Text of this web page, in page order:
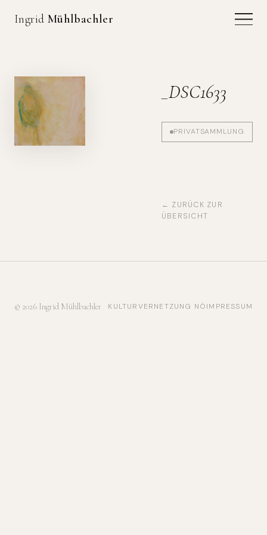
Ingrid Mühlbachler
_DSC1633
PRIVATSAMMLUNG
← ZURÜCK ZUR
ÜBERSICHT
© 2026 Ingrid Mühlbachler KULTURVERNETZUNG NÖIMPRESSUM